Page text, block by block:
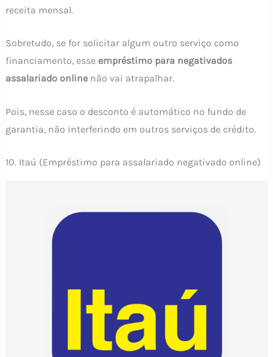
receita mensal.
Sobretudo, se for solicitar algum outro serviço como
financiamento, esse empréstimo para negativados
assalariado onlinenão vai atrapalhar.
Pois, nesse caso o desconto é automático no fundo de
garantia, não interferindo em outros serviços de crédito.
10. Itaú (Empréstimo para assalariado negativado online)